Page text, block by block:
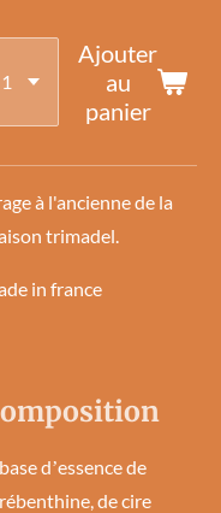
Ajouter
au
panier
à l'ancienne de la
trimadel.
in france
dʼessence de
de cire